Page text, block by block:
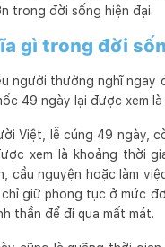
trong đời sống hiện đại.
gì trong đời
người thường nghĩ ngay
49 ngày lại được xem
Việt, lễ cúng 49 ngày,
xem là khoảng thời
cầu nguyện hoặc làm
giữ phong tục ở mức
thần để đi qua mất mát.